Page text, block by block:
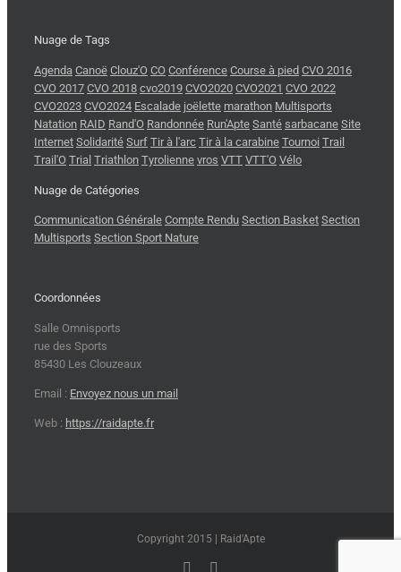
Nuage de Tags
Agenda Canoë Clouz'O CO Conférence Course à pied CVO 2016
CVO 2017 CVO 2018 cvo2019 CVO2020 CVO2021 CVO 2022
CVO2023 CVO2024 Escalade joëlette marathon Multisports
Natation RAID Rand'O Randonnée Run'Apte Santé sarbacane Site
Internet Solidarité Surf Tir à l'arc Tir à la carabine Tournoi Trail
Trail'O Trial Triathlon Tyrolienne vros VTT VTT'O Vélo
Nuage de Catégories
Communication Générale Compte Rendu Section Basket Section
Multisports Section Sport Nature
Coordonnées
Salle Omnisports
rue des Sports
85430 Les Clouzeaux
Email : Envoyez nous un mail
Web : https://raidapte.fr
Copyright 2015 | Raid'Apte
Facebook